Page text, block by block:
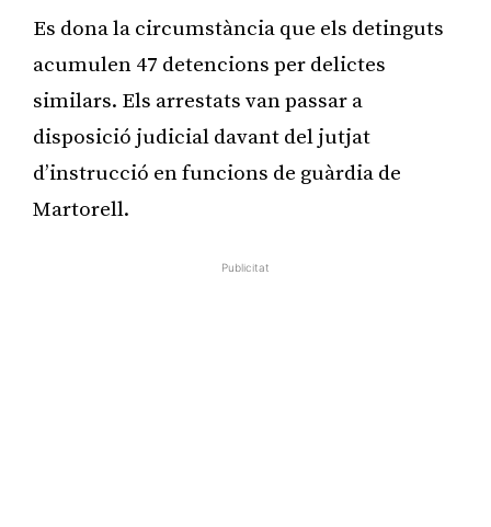
Es dona la circumstància que els detinguts
acumulen 47 detencions per delictes
similars. Els arrestats van passar a
disposició judicial davant del jutjat
d’instrucció en funcions de guàrdia de
Martorell.
Publicitat